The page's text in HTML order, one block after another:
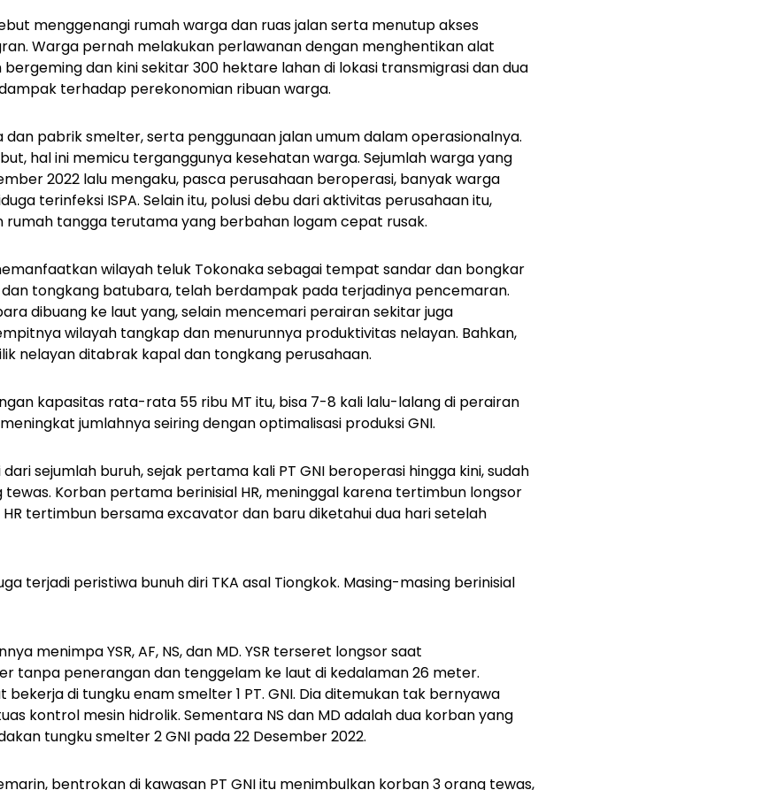
menggenangi rumah warga dan ruas jalan serta menutup akses
Warga pernah melakukan perlawanan dengan menghentikan alat
dan kini sekitar 300 hektare lahan di lokasi transmigrasi dan dua
terhadap perekonomian ribuan warga.
dan pabrik smelter, serta penggunaan jalan umum dalam operasionalnya.
hal ini memicu terganggunya kesehatan warga. Sejumlah warga yang
2022 lalu mengaku, pasca perusahaan beroperasi, banyak warga
terinfeksi ISPA. Selain itu, polusi debu dari aktivitas perusahaan itu,
tangga terutama yang berbahan logam cepat rusak.
wilayah teluk Tokonaka sebagai tempat sandar dan bongkar
tongkang batubara, telah berdampak pada terjadinya pencemaran.
dibuang ke laut yang, selain mencemari perairan sekitar juga
wilayah tangkap dan menurunnya produktivitas nelayan. Bahkan,
nelayan ditabrak kapal dan tongkang perusahaan.
kapasitas rata-rata 55 ribu MT itu, bisa 7-8 kali lalu-lalang di perairan
jumlahnya seiring dengan optimalisasi produksi GNI.
sejumlah buruh, sejak pertama kali PT GNI beroperasi hingga kini, sudah
Korban pertama berinisial HR, meninggal karena tertimbun longsor
HR tertimbun bersama excavator dan baru diketahui dua hari setelah
terjadi peristiwa bunuh diri TKA asal Tiongkok. Masing-masing berinisial
menimpa YSR, AF, NS, dan MD. YSR terseret longsor saat
tanpa penerangan dan tenggelam ke laut di kedalaman 26 meter.
bekerja di tungku enam smelter 1 PT. GNI. Dia ditemukan tak bernyawa
kontrol mesin hidrolik. Sementara NS dan MD adalah dua korban yang
tungku smelter 2 GNI pada 22 Desember 2022.
bentrokan di kawasan PT GNI itu menimbulkan korban 3 orang tewas,